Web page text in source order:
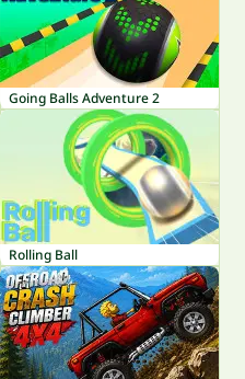
Going Balls Adventure 2
Rolling Ball